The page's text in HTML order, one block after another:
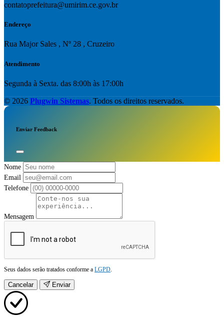
contatoprefeitura@umirim.ce.gov.br
Endereço
Rua Major Sales , Nº 28 , Cruzeiro
Atendimento
Segunda à Sexta. das 8:00h às 17:00h
© 2026 Plugwin Sistemas. Todos os direitos reservados.
Enviar Feedback
Nome
Email
Telefone
Mensagem
Seus dados serão tratados conforme a LGPD
Cancelar Enviar